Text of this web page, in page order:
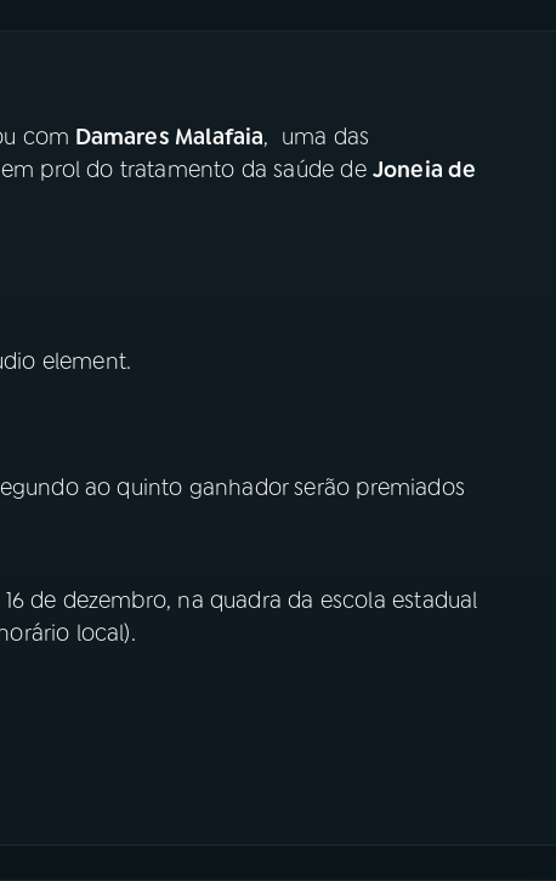
com Damares Malafaia, uma das
prol do tratamento da saúde de Joneia de
element.
ao quinto ganhador serão premiados
de dezembro, na quadra da escola estadual
local).